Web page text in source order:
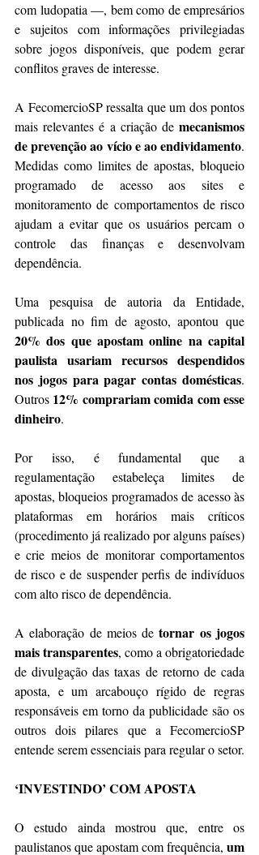
com ludopatia —, bem como de empresários
e sujeitos com informações privilegiadas
sobre jogos disponíveis, que podem gerar
conflitos graves de interesse.
A FecomercioSP ressalta que um dos pontos
mais relevantes é a criação de mecanismos
de prevenção ao vício e ao endividamento.
Medidas como limites de apostas, bloqueio
programado de acesso aos sites e
monitoramento de comportamentos de risco
ajudam a evitar que os usuários percam o
controle das finanças e desenvolvam
dependência.
Uma pesquisa de autoria da Entidade,
20% dos que apostam online na capital
paulista usariam recursos despendidos
nos jogos para pagar contas domésticas.
Outros 12% comprariam comida com esse
dinheiro.
Por isso, é fundamental que a
regulamentação estabeleça limites de
apostas, bloqueios programados de acesso às
plataformas em horários mais críticos
(procedimento já realizado por alguns países)
e crie meios de monitorar comportamentos
de risco e de suspender perfis de indivíduos
com alto risco de dependência.
A elaboração de meios de tornar os jogos
mais transparentes, como a obrigatoriedade
de divulgação das taxas de retorno de cada
aposta, e um arcabouço rígido de regras
responsáveis em torno da publicidade são os
outros dois pilares que a FecomercioSP
entende serem essenciais para regular o setor.
‘INVESTINDO’ COM APOSTA
O estudo ainda mostrou que, entre os
paulistanos que apostam com frequência, um